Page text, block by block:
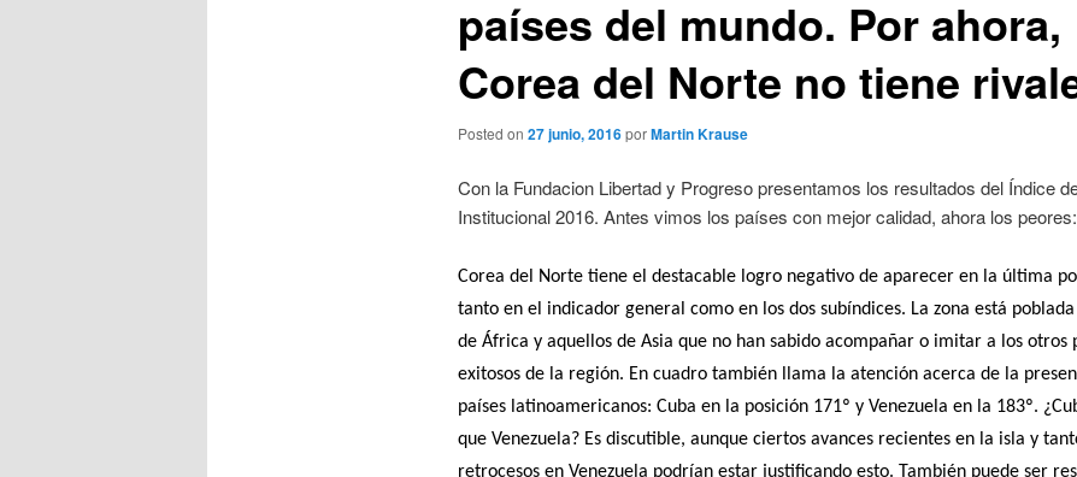
países del mundo. Por ahora,
Corea del Norte no tiene
Posted on 27 junio, 2016porMartin Krause
Con la Fundacion Libertad y Progreso presentamos los resultados del Índice
Institucional 2016. Antes vimos los países con mejor calidad, ahora los peores:
Corea del Norte tiene el destacable logro negativo de aparecer en la última
tanto en el indicador general como en los dos subíndices. La zona está poblada
de África y aquellos de Asia que no han sabido acompañar o imitar a los otros
exitosos de la región. En cuadro también llama la atención acerca de la
países latinoamericanos: Cuba en la posición 171º y Venezuela en la 183º.
que Venezuela? Es discutible, aunque ciertos avances recientes en la isla y
retrocesos en Venezuela podrían estar justificando esto. También puede ser